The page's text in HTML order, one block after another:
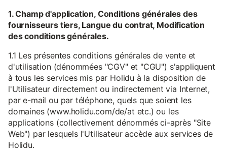
1. Champ d'application, Conditions générales des
fournisseurs tiers, Langue du contrat, Modification
des conditions générales.
1.1 Les présentes conditions générales de vente et
d'utilisation (dénommées "CGV" et "CGU") s'appliquent
à tous les services mis par Holidu à la disposition de
l'Utilisateur directement ou indirectement via Internet,
par e-mail ou par téléphone, quels que soient les
domaines (www.holidu.com/de/at etc.) ou les
applications (collectivement dénommés ci-après "Site
Web") par lesquels l'Utilisateur accède aux services de
Holidu.